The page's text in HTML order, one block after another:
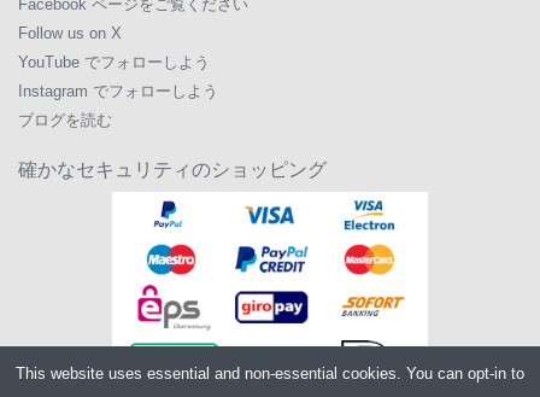
Facebook ページをご覧ください
Follow us on X
YouTube でフォローしよう
Instagram でフォローしよう
ブログを読む
確かなセキュリティのショッピング
This website uses essential and non-essential cookies. You can opt-in to